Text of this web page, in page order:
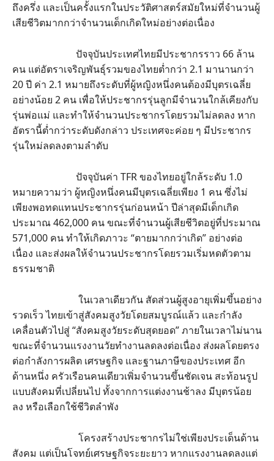
ถึงครึ่ง และเป็นครั้งแรกในประวัติศาสตร์สมัยใหม่ที่จำนวนผู้
เสียชีวิตมากกว่าจำนวนเด็กเกิดใหม่อย่างต่อเนื่อง
ปัจจุบันประเทศไทยมีประชากรราว 66 ล้าน
คน แต่อัตราเจริญพันธุ์รวมของไทยต่ำกว่า 2.1 มานานกว่า
20 ปี ค่า 2.1 หมายถึงระดับที่ผู้หญิงหนึ่งคนต้องมีบุตรเฉลี่ย
อย่างน้อย 2 คน เพื่อให้ประชากรรุ่นลูกมีจำนวนใกล้เคียงกับ
รุ่นพ่อแม่ และทำให้จำนวนประชากรโดยรวมไม่ลดลง หาก
อัตรานี้ต่ำกว่าระดับดังกล่าว ประเทศจะค่อย ๆ มีประชากร
รุ่นใหม่ลดลงตามลำดับ
ปัจจุบันค่า TFR ของไทยอยู่ใกล้ระดับ 1.0
หมายความว่า ผู้หญิงหนึ่งคนมีบุตรเฉลี่ยเพียง 1 คน ซึ่งไม่
เพียงพอทดแทนประชากรรุ่นก่อนหน้า ปีล่าสุดมีเด็กเกิด
ประมาณ 462,000 คน ขณะที่จำนวนผู้เสียชีวิตอยู่ที่ประมาณ
571,000 คน ทำให้เกิดภาวะ “ตายมากกว่าเกิด” อย่างต่อ
เนื่อง และส่งผลให้จำนวนประชากรโดยรวมเริ่มหดตัวตาม
ธรรมชาติ
ในเวลาเดียวกัน สัดส่วนผู้สูงอายุเพิ่มขึ้นอย่าง
รวดเร็ว ไทยเข้าสู่สังคมสูงวัยโดยสมบูรณ์แล้ว และกำลัง
เคลื่อนตัวไปสู่ “สังคมสูงวัยระดับสุดยอด” ภายในเวลาไม่นาน
ขณะที่จำนวนแรงงานวัยทำงานลดลงต่อเนื่อง ส่งผลโดยตรง
ต่อกำลังการผลิต เศรษฐกิจ และฐานภาษีของประเทศ อีก
ด้านหนึ่ง ครัวเรือนคนเดียวเพิ่มจำนวนขึ้นชัดเจน สะท้อนรูป
แบบสังคมที่เปลี่ยนไป ทั้งจากการแต่งงานช้าลง มีบุตรน้อย
ลง หรือเลือกใช้ชีวิตลำพัง
โครงสร้างประชากรไม่ใช่เพียงประเด็นด้าน
สังคม แต่เป็นโจทย์เศรษฐกิจระยะยาว หากแรงงานลดลงแต่